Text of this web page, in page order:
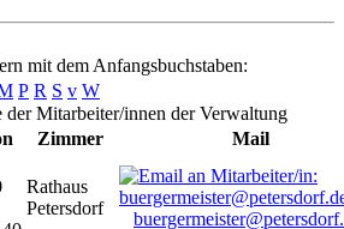
mit dem Anfangsbuchstaben:
P R S v W
der Mitarbeiter/innen der Verwaltung
Zimmer Mail
Rathaus
Petersdorf